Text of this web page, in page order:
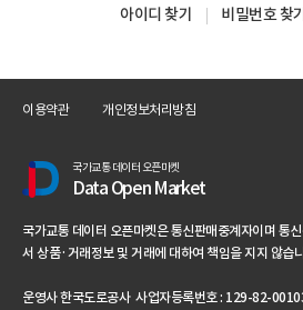
아이디 찾기 비밀번호 찾
이용약관 개인정보처리방침
국가교통 데이터 오픈마켓
Data Open Market
국가교통 데이터 오픈마켓은 통신판매중계자이며 통
서 상품·거래정보 및 거래에 대하여 책임을 지지 않습
운영사 한국도로공사 사업자등록번호 : 129-82-